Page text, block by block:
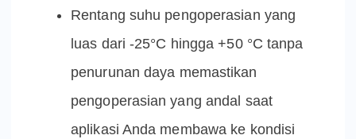
Rentang suhu pengoperasian yang
luas dari -25°C hingga +50 °C tanpa
penurunan daya memastikan
pengoperasian yang andal saat
aplikasi Anda membawa ke kondisi